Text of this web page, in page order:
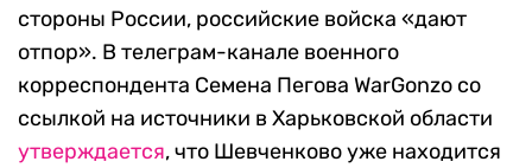
стороны России, российские войска «дают
отпор». В телеграм-канале военного
корреспондента Семена Пегова WarGonzo со
ссылкой на источники в Харьковской области
утверждается, что Шевченково уже находится